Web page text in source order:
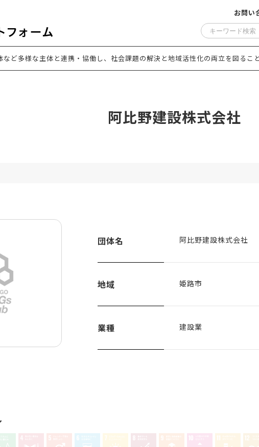
お問い
ど多様な主体と連携・協働し、社会課題の解決と地域活性化の両立を図るこ
阿比野建設株式会社
団体名 阿比野建設株式会社
地域 姫路市
業種 建設業